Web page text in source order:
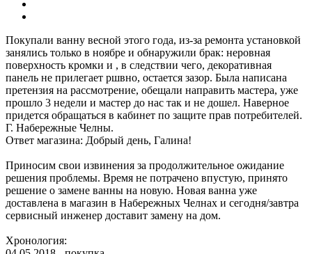
Покупали ванну весной этого года, из-за ремонта установкой
занялись только в ноябре и обнаружили брак: неровная
поверхность кромки и , в следствии чего, декоративная
панель не прилегает ршвно, остается зазор. Была написана
претензия на рассмотрение, обещали направить мастера, уже
прошло 3 недели и мастер до нас так и не дошел. Наверное
придется обращаться в кабинет по защите прав потребителей.
Г. Набережные Челны.
Ответ магазина: Добрый день, Галина!
Приносим свои извинения за продолжительное ожидание
решения проблемы. Время не потрачено впустую, принято
решение о замене ванны на новую. Новая ванна уже
доставлена в магазин в Набережных Челнах и сегодня/завтра
сервисный инженер доставит замену на дом.
Хронология: